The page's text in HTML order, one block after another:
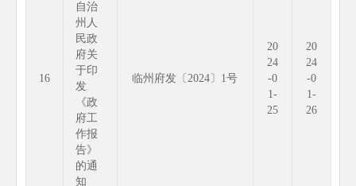
16
自治
州人
民政
府关
于印
发
《政
府工
作报
告》
的通
知
临州府发〔2024〕1号
20
24
-0
1-
25
20
24
-0
1-
26